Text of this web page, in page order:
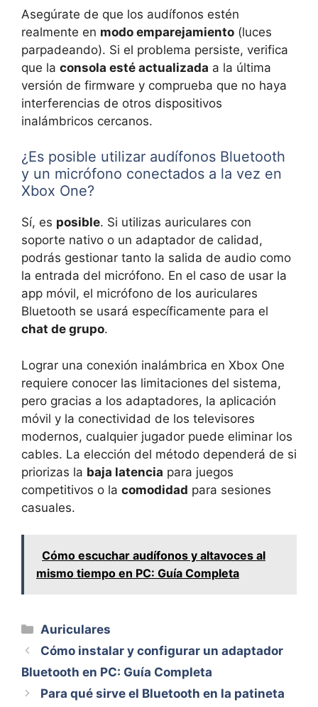
Asegúrate de que los audífonos estén
realmente en modo emparejamiento (luces
parpadeando). Si el problema persiste, verifica
que la consola esté actualizada a la última
versión de firmware y comprueba que no haya
interferencias de otros dispositivos
inalámbricos cercanos.
¿Es posible utilizar audífonos Bluetooth
y un micrófono conectados a la vez en
Xbox One?
Sí, es posible. Si utilizas auriculares con
soporte nativo o un adaptador de calidad,
podrás gestionar tanto la salida de audio como
la entrada del micrófono. En el caso de usar la
app móvil, el micrófono de los auriculares
Bluetooth se usará específicamente para el
chat de grupo.
Lograr una conexión inalámbrica en Xbox One
requiere conocer las limitaciones del sistema,
pero gracias a los adaptadores, la aplicación
móvil y la conectividad de los televisores
modernos, cualquier jugador puede eliminar los
cables. La elección del método dependerá de si
priorizas la baja latencia para juegos
competitivos o la comodidad para sesiones
casuales.
Cómo escuchar audífonos y altavoces al
mismo tiempo en PC: Guía Completa
Categorías
Auriculares
Cómo instalar y configurar un adaptador
Bluetooth en PC: Guía Completa
Para qué sirve el Bluetooth en la patineta